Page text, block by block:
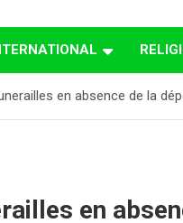
en absence de la
en